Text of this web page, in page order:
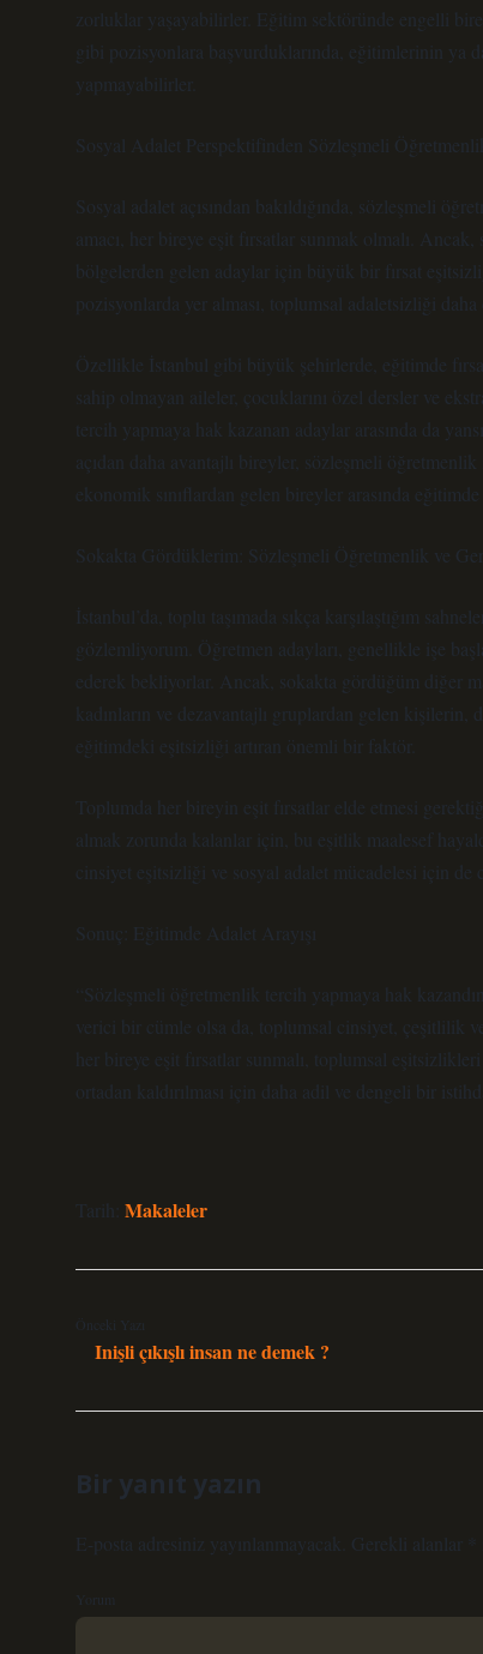
zorluklar yaşayabilirler. Eğitim sektöründe engelli
gibi pozisyonlara başvurduklarında, eğitimlerinin ya
yapmayabilirler.
Sosyal Adalet Perspektifinden Sözleşmeli
Sosyal adalet açısından bakıldığında, sözleşmeli
amacı, her bireye eşit fırsatlar sunmak olmalı.
bölgelerden gelen adaylar için büyük bir fırsat
pozisyonlarda yer alması, toplumsal adaletsizliği daha
Özellikle İstanbul gibi büyük şehirlerde, eğitimde
sahip olmayan aileler, çocuklarını özel dersler ve
tercih yapmaya hak kazanan adaylar arasında da
açıdan daha avantajlı bireyler, sözleşmeli
ekonomik sınıflardan gelen bireyler arasında
Sokakta Gördüklerim: Sözleşmeli Öğretmenlik ve
İstanbul’da, toplu taşımada sıkça karşılaştığım
gözlemliyorum. Öğretmen adayları, genellikle işe
ederek bekliyorlar. Ancak, sokakta gördüğüm diğer
kadınların ve dezavantajlı gruplardan gelen kişilerin,
eğitimdeki eşitsizliği artıran önemli bir faktör.
Toplumda her bireyin eşit fırsatlar elde etmesi
almak zorunda kalanlar için, bu eşitlik maalesef
cinsiyet eşitsizliği ve sosyal adalet mücadelesi için de
Sonuç: Eğitimde Adalet Arayışı
“Sözleşmeli öğretmenlik tercih yapmaya hak
verici bir cümle olsa da, toplumsal cinsiyet, çeşitlilik
her bireye eşit fırsatlar sunmalı, toplumsal
ortadan kaldırılması için daha adil ve dengeli bir
Tarih: Makaleler
Önceki Yazı
Inişli çıkışlı insan ne demek ?
Bir yanıt yazın
E-posta adresiniz yayınlanmayacak. Gerekli alanlar
Yorum